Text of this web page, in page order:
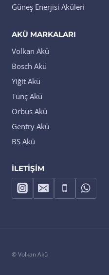
Güneş Enerjisi Aküleri
AKÜ MARKALARI
Volkan Akü
Bosch Akü
Yiğit Akü
Tunç Akü
Orbus Akü
Gentry Akü
BS Akü
İLETIŞIM
© Volkan Akü